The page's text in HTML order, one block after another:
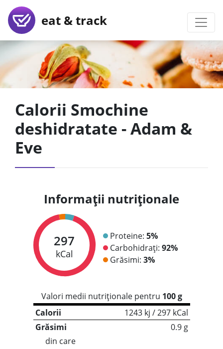
eat & track
Calorii Smochine
deshidratate - Adam &
Eve
Informații nutriționale
297
kCal
Proteine: 5%
Carbohidrați: 92%
Grăsimi: 3%
Valori medii nutriționale pentru 100 g
Calorii
1243 kj / 297 kCal
Grăsimi
0.9 g
din care